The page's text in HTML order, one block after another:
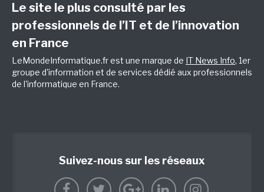
Le site le plus consulté par les
professionnels de l’IT et de l’innovation
en France
LeMondeInformatique.fr est une marque de IT News Info, 1er
groupe d'information et de services dédié aux professionnels
de l'informatique en France.
Suivez-nous sur les réseaux